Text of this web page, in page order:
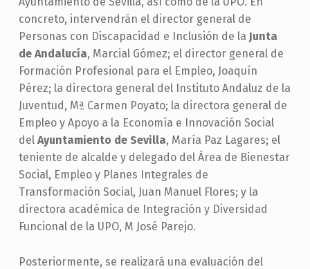
concreto, intervendrán el director general de
Personas con Discapacidad e Inclusión de la Junta
de Andalucía, Marcial Gómez; el director general de
Formación Profesional para el Empleo, Joaquín
Pérez; la directora general del Instituto Andaluz de la
Juventud, Mª Carmen Poyato; la directora general de
Empleo y Apoyo a la Economía e Innovación Social
del Ayuntamiento de Sevilla, María Paz Lagares; el
teniente de alcalde y delegado del Área de Bienestar
Social, Empleo y Planes Integrales de
Transformación Social, Juan Manuel Flores; y la
directora académica de Integración y Diversidad
Funcional de la UPO, M José Parejo.
Posteriormente, se realizará una evaluación del